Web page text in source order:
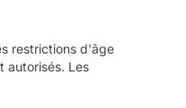
restrictions d'âge
autorisés. Les